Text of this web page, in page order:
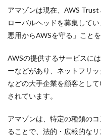
アマゾンは現在、AWS
ローバルヘッドを募集して
悪用からAWSを守る」こと
AWSの提供するサービスに
ーなどがあり、ネットフリ
などの大手企業を顧客とし
されています。
アマゾンは、特定の種類の
ることで、法的・広報的な